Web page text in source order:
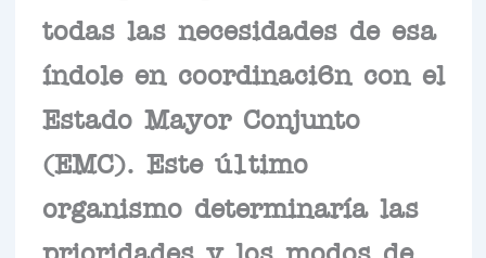
todas las necesidades de esa
índole en coordinaci6n con el
Estado Mayor Conjunto
(EMC). Este ú1timo
organismo determinaría las
prioridades y los modos de